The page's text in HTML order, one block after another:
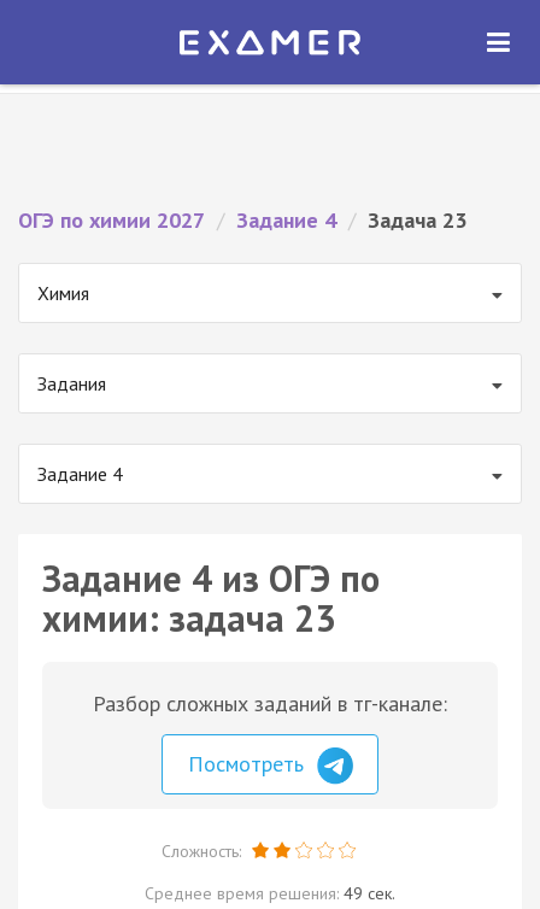
Экзамер — ЕГЭ 2027
ОТКРЫТЬ
ОГЭ по химии 2027 / Задание 4 / Задача 23
Химия
Задания
Задание 4
Задание 4 из ОГЭ по
химии: задача 23
Разбор сложных заданий в тг-канале:
Посмотреть
Сложность:
Среднее время решения: 49 сек.